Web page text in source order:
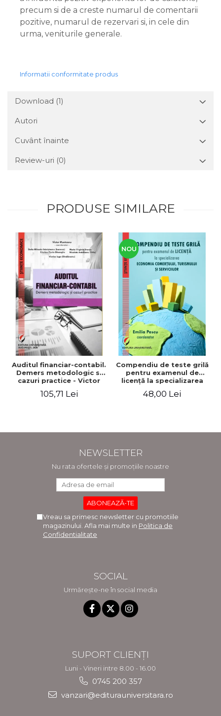
precum si de a creste numarul de comentarii
pozitive, numarul de rezervari si, in cele din
urma, veniturile generale.
Informatii conformitate produs
Download (1)
Autori
Cuvânt înainte
Review-uri (0)
PRODUSE SIMILARE
Auditul financiar-contabil.
Demers metodologic si
cazuri practice - Victor
Munteanu - Coordonator
105,71 Lei
NOU
Compendiu de teste grilă
pentru examenul de
licenţă la specializarea
"Economia comerţului,
turismului şi serviciilor"
48,00 Lei
NEWSLETTER
Nu rata ofertele și promoțiile noastre
Vreau sa primesc newsletter cu promotiile
magazinului. Afla mai multe in Politica de
Confidentialitate
SOCIAL
Urmărește-ne în social media
SUPORT CLIENȚI
Luni - Vineri intre 8.00 - 16.00
0745 200 357
vanzari@editurauniversitara.ro